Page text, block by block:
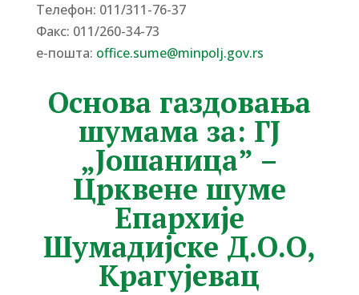
Tелефон: 011/311-76-37
Факс: 011/260-34-73
е-пошта: office.sume@minpolj.gov.rs
Основа газдовања
шумама за: ГЈ
„Јошаница” –
Црквене шуме
Епархије
Шумадијске Д.О.О,
Крагујевац